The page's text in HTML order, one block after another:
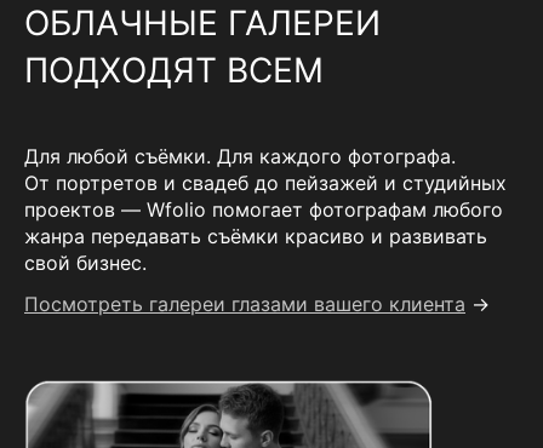
ОБЛАЧНЫЕ ГАЛЕРЕИ
ПОДХОДЯТ ВСЕМ
Для любой съёмки. Для каждого фотографа.
От портретов и свадеб до пейзажей и студийных
проектов — Wfolio помогает фотографам любого
жанра передавать съёмки красиво и развивать
свой бизнес.
Посмотреть галереи глазами вашего клиента →